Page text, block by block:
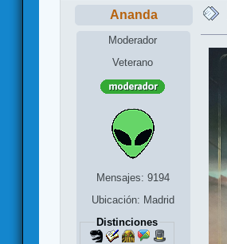
Ananda
Moderador
Veterano
Mensajes: 9194
Ubicación: Madrid
Distinciones